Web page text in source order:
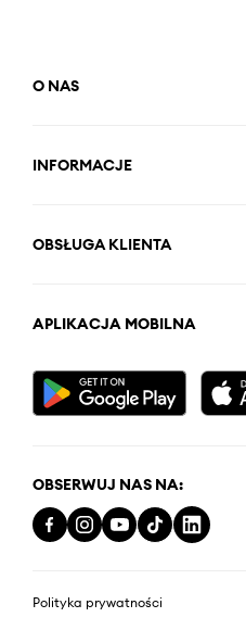
O NAS
INFORMACJE
OBSŁUGA KLIENTA
APLIKACJA MOBILNA
OBSERWUJ NAS NA:
Polityka prywatności